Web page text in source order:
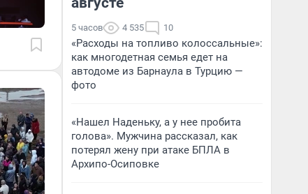
5 часов 4 535 10
«Расходы на топливо колоссальные»:
как многодетная семья едет на
автодоме из Барнаула в Турцию —
фото
«Нашел Наденьку, а у нее пробита
голова». Мужчина рассказал, как
потерял жену при атаке БПЛА в
Архипо-Осиповке